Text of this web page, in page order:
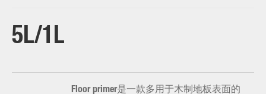
5L/1L
Floor primer是一款多用于木制地板表面的